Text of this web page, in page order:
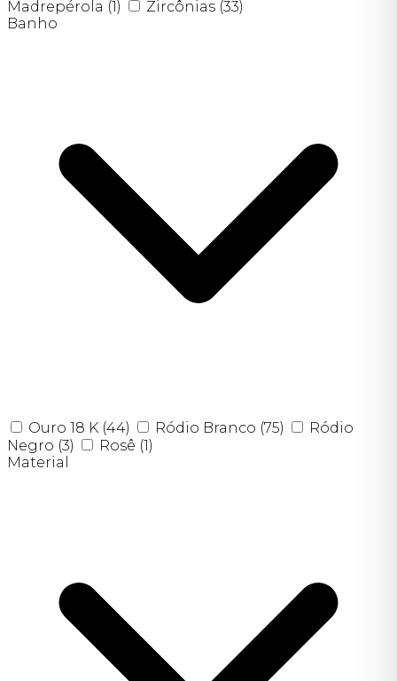
Madrepérola (1) Zircônias (33)
Banho
Ouro 18 K (44) Ródio Branco (75)
Ródio
Negro (3) Rosê (1)
Material